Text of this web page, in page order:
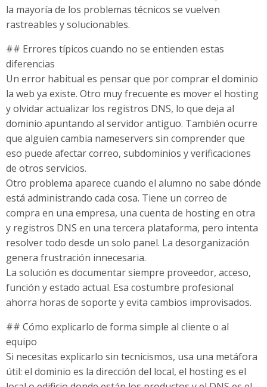
la mayoría de los problemas técnicos se vuelven
rastreables y solucionables.
## Errores típicos cuando no se entienden estas
diferencias
Un error habitual es pensar que por comprar el dominio
la web ya existe. Otro muy frecuente es mover el hosting
y olvidar actualizar los registros DNS, lo que deja al
dominio apuntando al servidor antiguo. También ocurre
que alguien cambia nameservers sin comprender que
eso puede afectar correo, subdominios y verificaciones
de otros servicios.
Otro problema aparece cuando el alumno no sabe dónde
está administrando cada cosa. Tiene un correo de
compra en una empresa, una cuenta de hosting en otra
y registros DNS en una tercera plataforma, pero intenta
resolver todo desde un solo panel. La desorganización
genera frustración innecesaria.
La solución es documentar siempre proveedor, acceso,
función y estado actual. Esa costumbre profesional
ahorra horas de soporte y evita cambios improvisados.
## Cómo explicarlo de forma simple al cliente o al
equipo
Si necesitas explicarlo sin tecnicismos, usa una metáfora
útil: el dominio es la dirección del local, el hosting es el